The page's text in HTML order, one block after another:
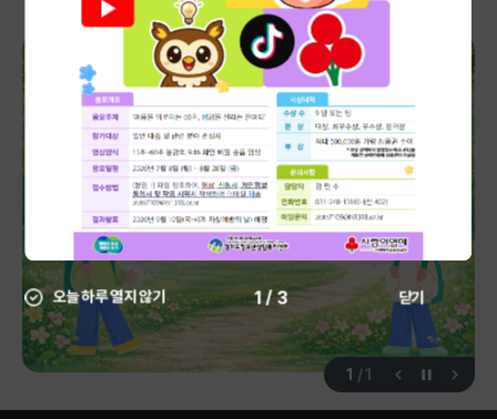
오늘 하루 열지 않기 1/3 닫기
form) 공모전
1 /1